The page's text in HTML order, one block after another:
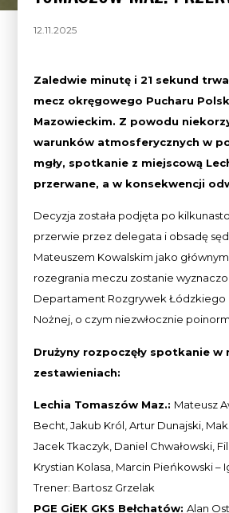
12.11.2025
Zaledwie minutę i 21 sekund
mecz okręgowego Pucharu
Mazowieckim. Z powodu
warunków atmosferycznych w
mgły, spotkanie z miejscową
przerwane, a w konsekwencji
Decyzja została podjęta po
przerwie przez delegata i obsadę
Mateuszem Kowalskim jako
rozegrania meczu zostanie
Departament Rozgrywek Łódzkiego
Nożnej, o czym niezwłocznie
Drużyny rozpoczęły spotkanie w
zestawieniach:
Lechia Tomaszów Maz.: Mateusz
Becht, Jakub Król, Artur Dunajski,
Jacek Tkaczyk, Daniel Chwałowski,
Krystian Kolasa, Marcin Pieńkowski –
Trener: Bartosz Grzelak
PGE GiEK GKS Bełchatów:Alan